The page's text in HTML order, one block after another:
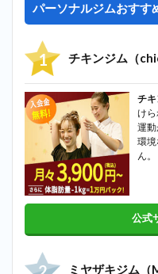
パーソナルジムおすす
チキンジム（
チキ
け
運
環
ん。
公式
ミヤザキジム（